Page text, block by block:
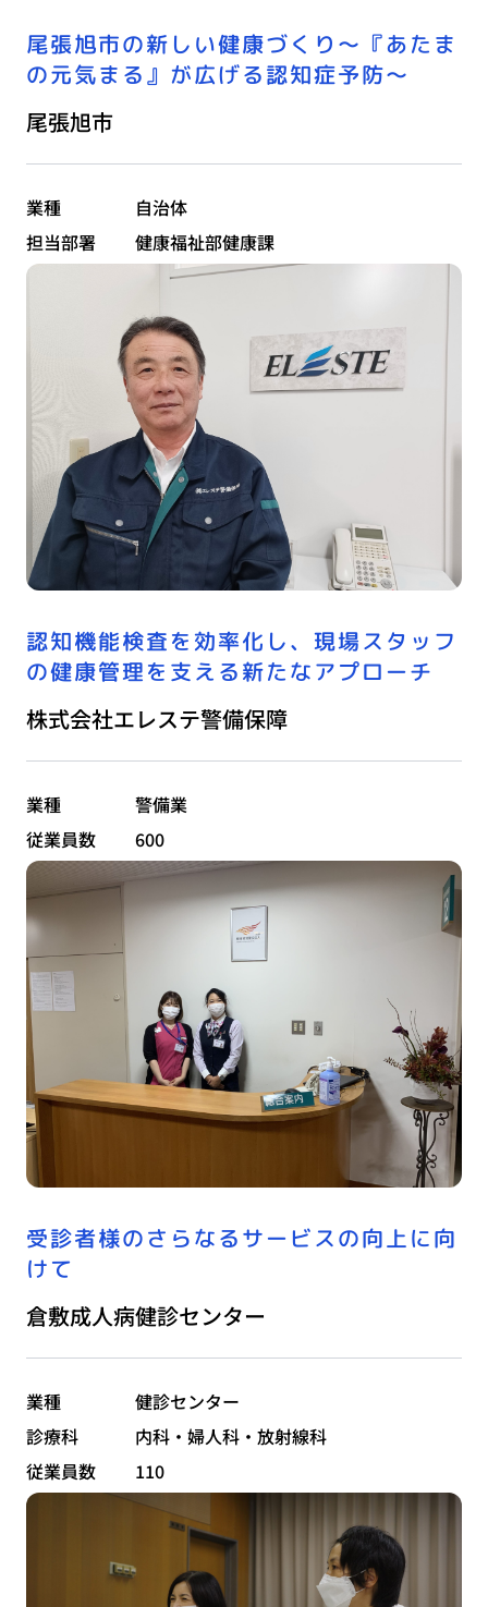
尾張旭市の新しい健康づくり〜『あたま
の元気まる』が広げる認知症予防〜
尾張旭市
業種
自治体
担当部署
健康福祉部健康課
認知機能検査を効率化し、現場スタッフ
の健康管理を支える新たなアプローチ
株式会社エレステ警備保障
業種
警備業
従業員数
600
受診者様のさらなるサービスの向上に向
けて
倉敷成人病健診センター
業種
健診センター
診療科
内科・婦人科・放射線科
従業員数
110